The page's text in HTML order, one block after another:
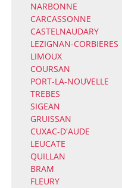
NARBONNE
CARCASSONNE
CASTELNAUDARY
LEZIGNAN-CORBIERES
LIMOUX
COURSAN
PORT-LA-NOUVELLE
TREBES
SIGEAN
GRUISSAN
CUXAC-D'AUDE
LEUCATE
QUILLAN
BRAM
FLEURY